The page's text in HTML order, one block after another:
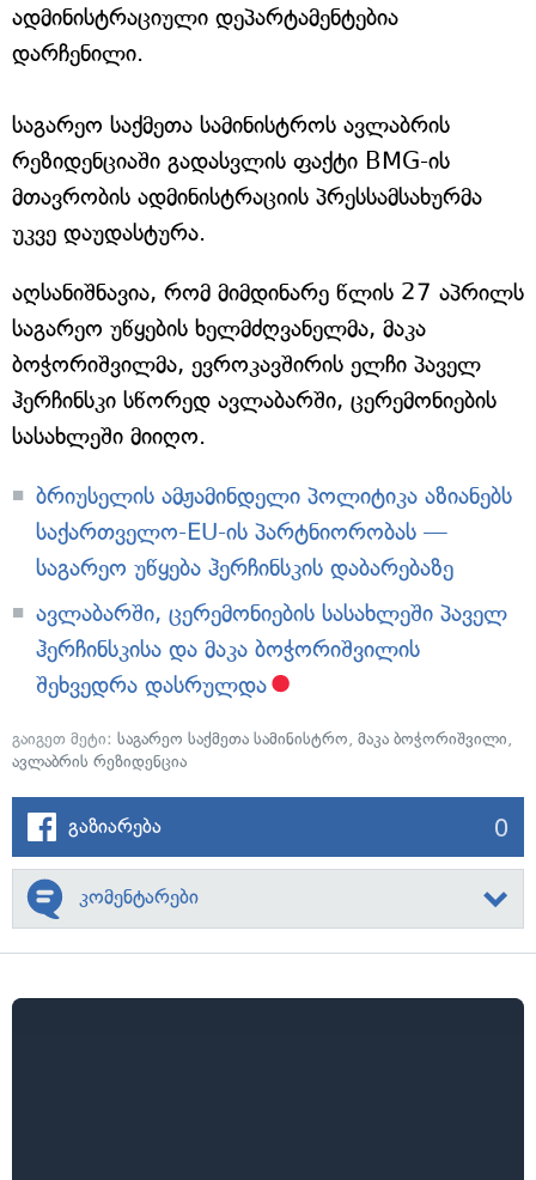
ადმინისტრაციული დეპარტამენტებია
დარჩენილი.
საგარეო საქმეთა სამინისტროს ავლაბრის
რეზიდენციაში გადასვლის ფაქტი BMG-ის
მთავრობის ადმინისტრაციის პრესსამსახურმა
უკვე დაუდასტურა.
აღსანიშნავია, რომ მიმდინარე წლის 27 აპრილს
საგარეო უწყების ხელმძღვანელმა, მაკა
ბოჭორიშვილმა, ევროკავშირის ელჩი პაველ
ჰერჩინსკი სწორედ ავლაბარში, ცერემონიების
სასახლეში მიიღო.
ბრიუსელის ამჟამინდელი პოლიტიკა აზიანებს
საქართველო-EU-ის პარტნიორობას —
საგარეო უწყება ჰერჩინსკის დაბარებაზე
ავლაბარში, ცერემონიების სასახლეში პაველ
ჰერჩინსკისა და მაკა ბოჭორიშვილის
შეხვედრა დასრულდა
გაიგეთ მეტი: საგარეო საქმეთა სამინისტრო, მაკა ბოჭორიშვილი,
ავლაბრის რეზიდენცია
გაზიარება 0
კომენტარები